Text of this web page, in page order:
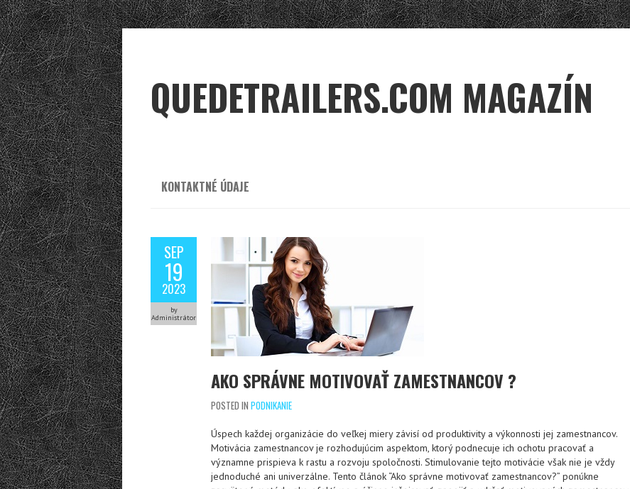
QUEDETRAILERS.COM MAGAZÍN
KONTAKTNÉ ÚDAJE
SEP
19
2023
by
Administrátor
AKO SPRÁVNE MOTIVOVAŤ ZAMESTNANCOV ?
POSTED IN PODNIKANIE
Úspech každej organizácie do veľkej miery závisí od produktivity a výkonnosti jej zamestnancov.
Motivácia zamestnancov je rozhodujúcim aspektom, ktorý podnecuje ich ochotu pracovať a
významne prispieva k rastu a rozvoju spoločnosti. Stimulovanie tejto motivácie však nie je vždy
jednoduché ani univerzálne. Tento článok “Ako správne motivovať zamestnancov?” ponúkne